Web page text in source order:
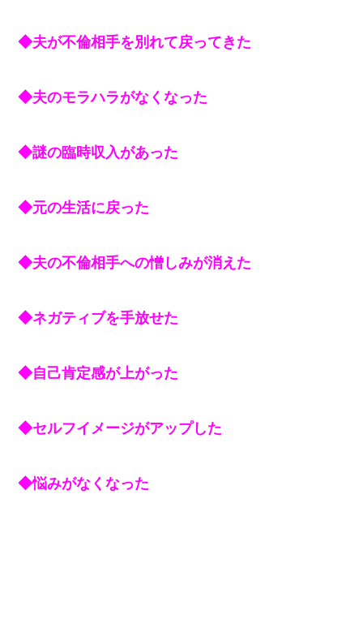
◆夫が不倫相手を別れて戻ってきた
◆夫のモラハラがなくなった
◆謎の臨時収入があった
◆元の生活に戻った
◆夫の不倫相手への憎しみが消えた
◆ネガティブを手放せた
◆自己肯定感が上がった
◆セルフイメージがアップした
◆悩みがなくなった